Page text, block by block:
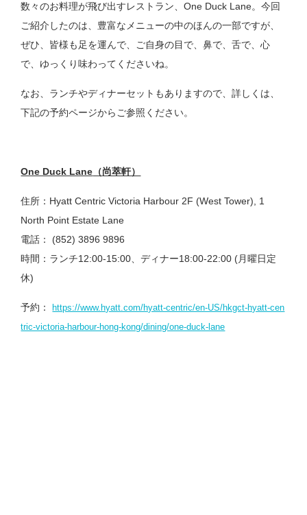
数々のお料理が飛び出すレストラン、One Duck Lane。今回
ご紹介したのは、豊富なメニューの中のほんの一部ですが、
ぜひ、皆様も足を運んで、ご自身の目で、鼻で、舌で、心
で、ゆっくり味わってくださいね。
なお、ランチやディナーセットもありますので、詳しくは、
下記の予約ページからご参照ください。
One Duck Lane （尚萃軒）
住所：Hyatt Centric Victoria Harbour 2F (West Tower), 1
North Point Estate Lane
電話： (852) 3896 9896
時間：ランチ12:00-15:00、ディナー18:00-22:00 (月曜日定
休)
予約：https://www.hyatt.com/hyatt-centric/en-US/hkgct-hyatt-cen
tric-victoria-harbour-hong-kong/dining/one-duck-lane